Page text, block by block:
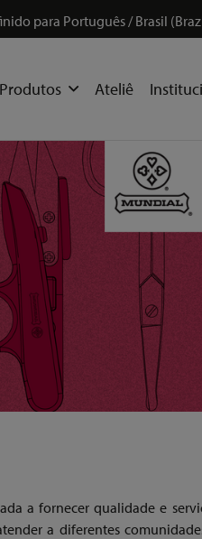
para Português / Brasil
Produtos Ateliê
a fornecer qualidade e
a diferentes